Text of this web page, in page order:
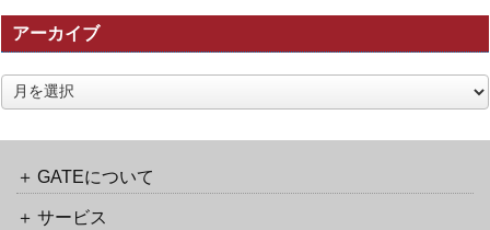
の
ト
ラ
ッ
ク
ッ
URL
アーカイブ
ア
ー
GATEについて
サービス